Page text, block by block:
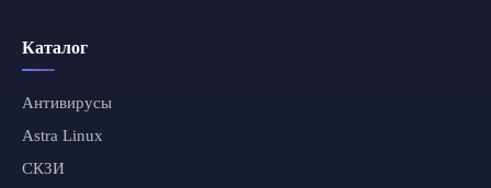
Каталог
Антивирусы
Astra Linux
СКЗИ